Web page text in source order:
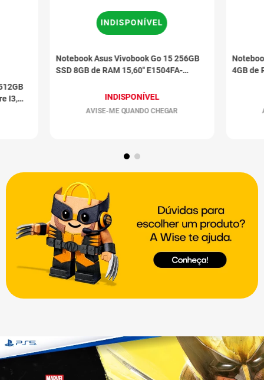
I3,
Notebook Asus Vivobook Go 15 256GB
SSD 8GB de RAM 15,60" E1504FA-
INDISPONÍVEL
AVISE-ME QUANDO CHEGAR
INDISPONÍVEL
4GB de